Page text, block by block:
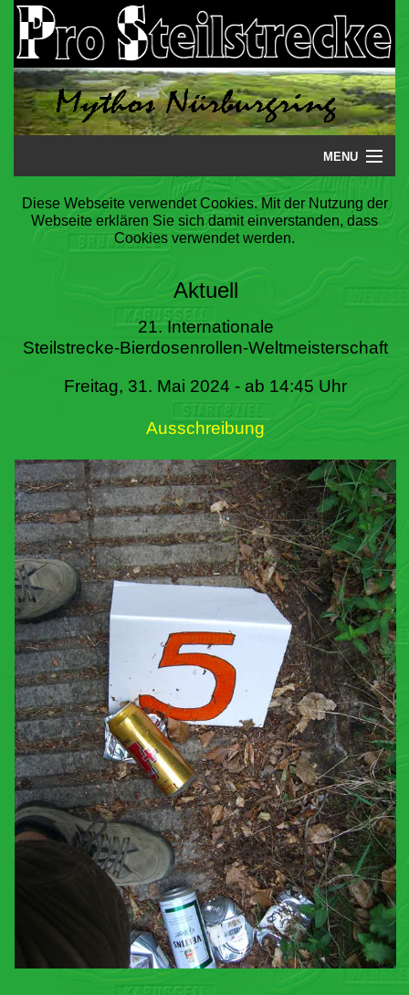
MENU
Startseite
Steilstrecke
Literatur
Termine
Diese Webseite verwendet Cookies. Mit der Nutzung der
Webseite erklären Sie sich damit einverstanden, dass
Cookies verwendet werden.
Aktuell
21. Internationale
Steilstrecke-Bierdosenrollen-Weltmeisterschaft
Freitag, 31. Mai 2024 - ab 14:45 Uhr
Ausschreibung